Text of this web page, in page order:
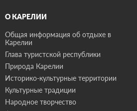
О КАРЕЛИИ
Общая информация об отдыхе в
Карелии
Глава туристской республики
Природа Карелии
Историко-культурные территории
Культурные традиции
Народное творчество